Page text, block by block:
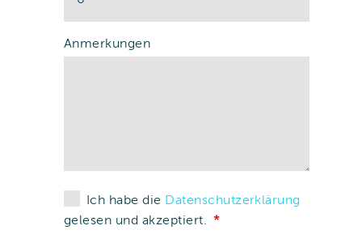
Anmerkungen
Ich habe die Datenschutzerklärung
gelesen und akzeptiert.